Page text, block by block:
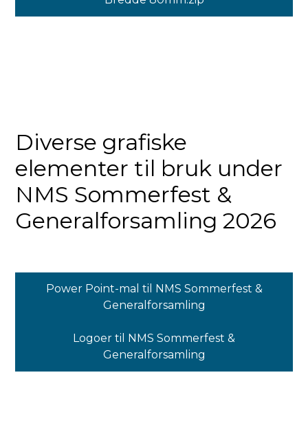
Diverse grafiske
elementer til bruk under
NMS Sommerfest &
Generalforsamling 2026
Power Point-mal til NMS Sommerfest &
Generalforsamling
Logoer til NMS Sommerfest &
Generalforsamling